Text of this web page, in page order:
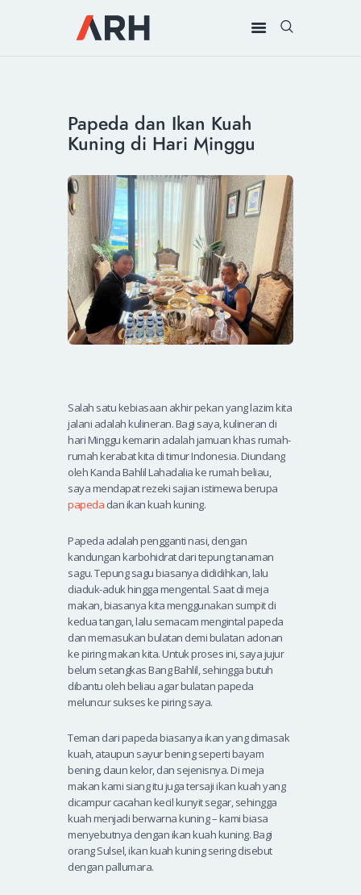
INSPIRING
MONDAY
RILIS MEDIA
BUKU
PIDATO
KEBUDAYAAN
KENALAN
Papeda dan Ikan Kuah
Kuning di Hari Minggu
Salah satu kebiasaan akhir pekan yang lazim kita
jalani adalah kulineran. Bagi saya, kulineran di
hari Minggu kemarin adalah jamuan khas rumah-
rumah kerabat kita di timur Indonesia. Diundang
oleh Kanda Bahlil Lahadalia ke rumah beliau,
saya mendapat rezeki sajian istimewa berupa
papeda dan ikan kuah kuning.
Papeda adalah pengganti nasi, dengan
kandungan karbohidrat dari tepung tanaman
sagu. Tepung sagu biasanya dididihkan, lalu
diaduk-aduk hingga mengental. Saat di meja
makan, biasanya kita menggunakan sumpit di
kedua tangan, lalu semacam mengintal papeda
dan memasukan bulatan demi bulatan adonan
ke piring makan kita. Untuk proses ini, saya jujur
belum setangkas Bang Bahlil, sehingga butuh
dibantu oleh beliau agar bulatan papeda
meluncur sukses ke piring saya.
Teman dari papeda biasanya ikan yang dimasak
kuah, ataupun sayur bening seperti bayam
bening, daun kelor, dan sejenisnya. Di meja
makan kami siang itu juga tersaji ikan kuah yang
dicampur cacahan kecil kunyit segar, sehingga
kuah menjadi berwarna kuning – kami biasa
menyebutnya dengan ikan kuah kuning. Bagi
orang Sulsel, ikan kuah kuning sering disebut
dengan pallumara.